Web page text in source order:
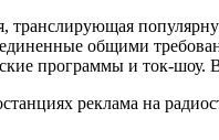
транслирующая
общими
программы и ток-